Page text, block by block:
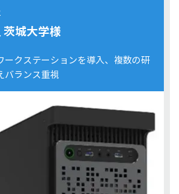
茨城大学様
ークステーションを導入、複数の研
バランス重視